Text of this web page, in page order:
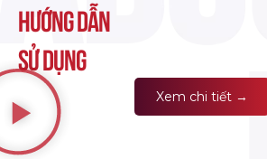
Hướng dẫn
sử dụng
Xem chi tiết →